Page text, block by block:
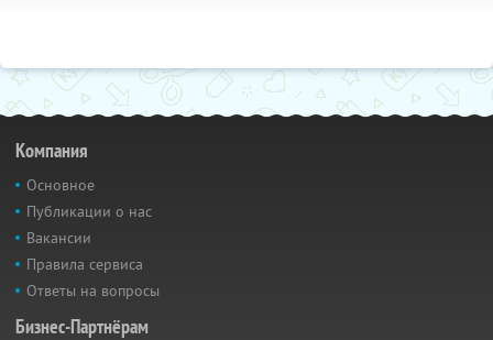
Компания
Основное
Публикации о нас
Вакансии
Правила сервиса
Ответы на вопросы
Бизнес-Партнёрам